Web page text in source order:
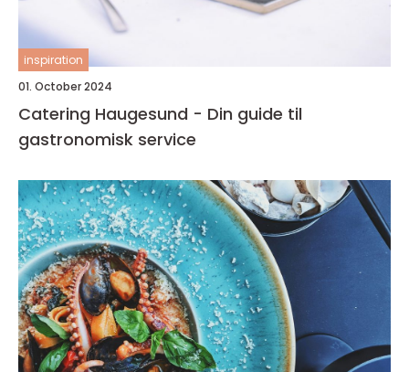
inspiration
01. October 2024
Catering Haugesund - Din guide til
gastronomisk service